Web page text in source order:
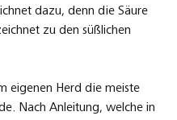
dazu, denn die Säure
zu den süßlichen
eigenen Herd die meiste
Nach Anleitung, welche in